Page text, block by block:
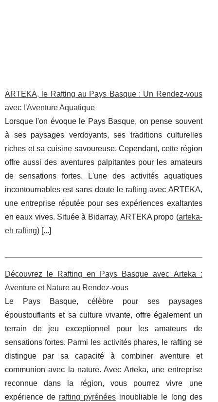
ARTEKA, le Rafting au Pays Basque : Un Rendez-vous
avec l'Aventure Aquatique
Lorsque l'on évoque le Pays Basque, on pense souvent
à ses paysages verdoyants, ses traditions culturelles
riches et sa cuisine savoureuse. Cependant, cette région
offre aussi des aventures palpitantes pour les amateurs
de sensations fortes. L'une des activités aquatiques
incontournables est sans doute le rafting avec ARTEKA,
une entreprise réputée pour ses expériences exaltantes
en eaux vives. Située à Bidarray, ARTEKA propo (arteka-
eh rafting) [...]
Découvrez le Rafting en Pays Basque avec Arteka :
Aventure et Nature au Rendez-vous
Le Pays Basque, célèbre pour ses paysages
époustouflants et sa culture vivante, offre également un
terrain de jeu exceptionnel pour les amateurs de
sensations fortes. Parmi les activités phares, le rafting se
distingue par sa capacité à combiner aventure et
communion avec la nature. Avec Arteka, une entreprise
reconnue dans la région, vous pourrez vivre une
expérience de rafting pyrénées inoubliable le long des